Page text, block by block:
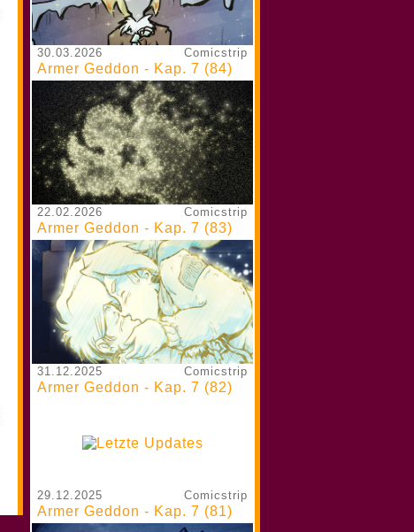
30.03.2026 Comicstrip
Armer Geddon - Kap. 7 (84)
22.02.2026 Comicstrip
Armer Geddon - Kap. 7 (83)
31.12.2025 Comicstrip
Armer Geddon - Kap. 7 (82)
29.12.2025 Comicstrip
Armer Geddon - Kap. 7 (81)